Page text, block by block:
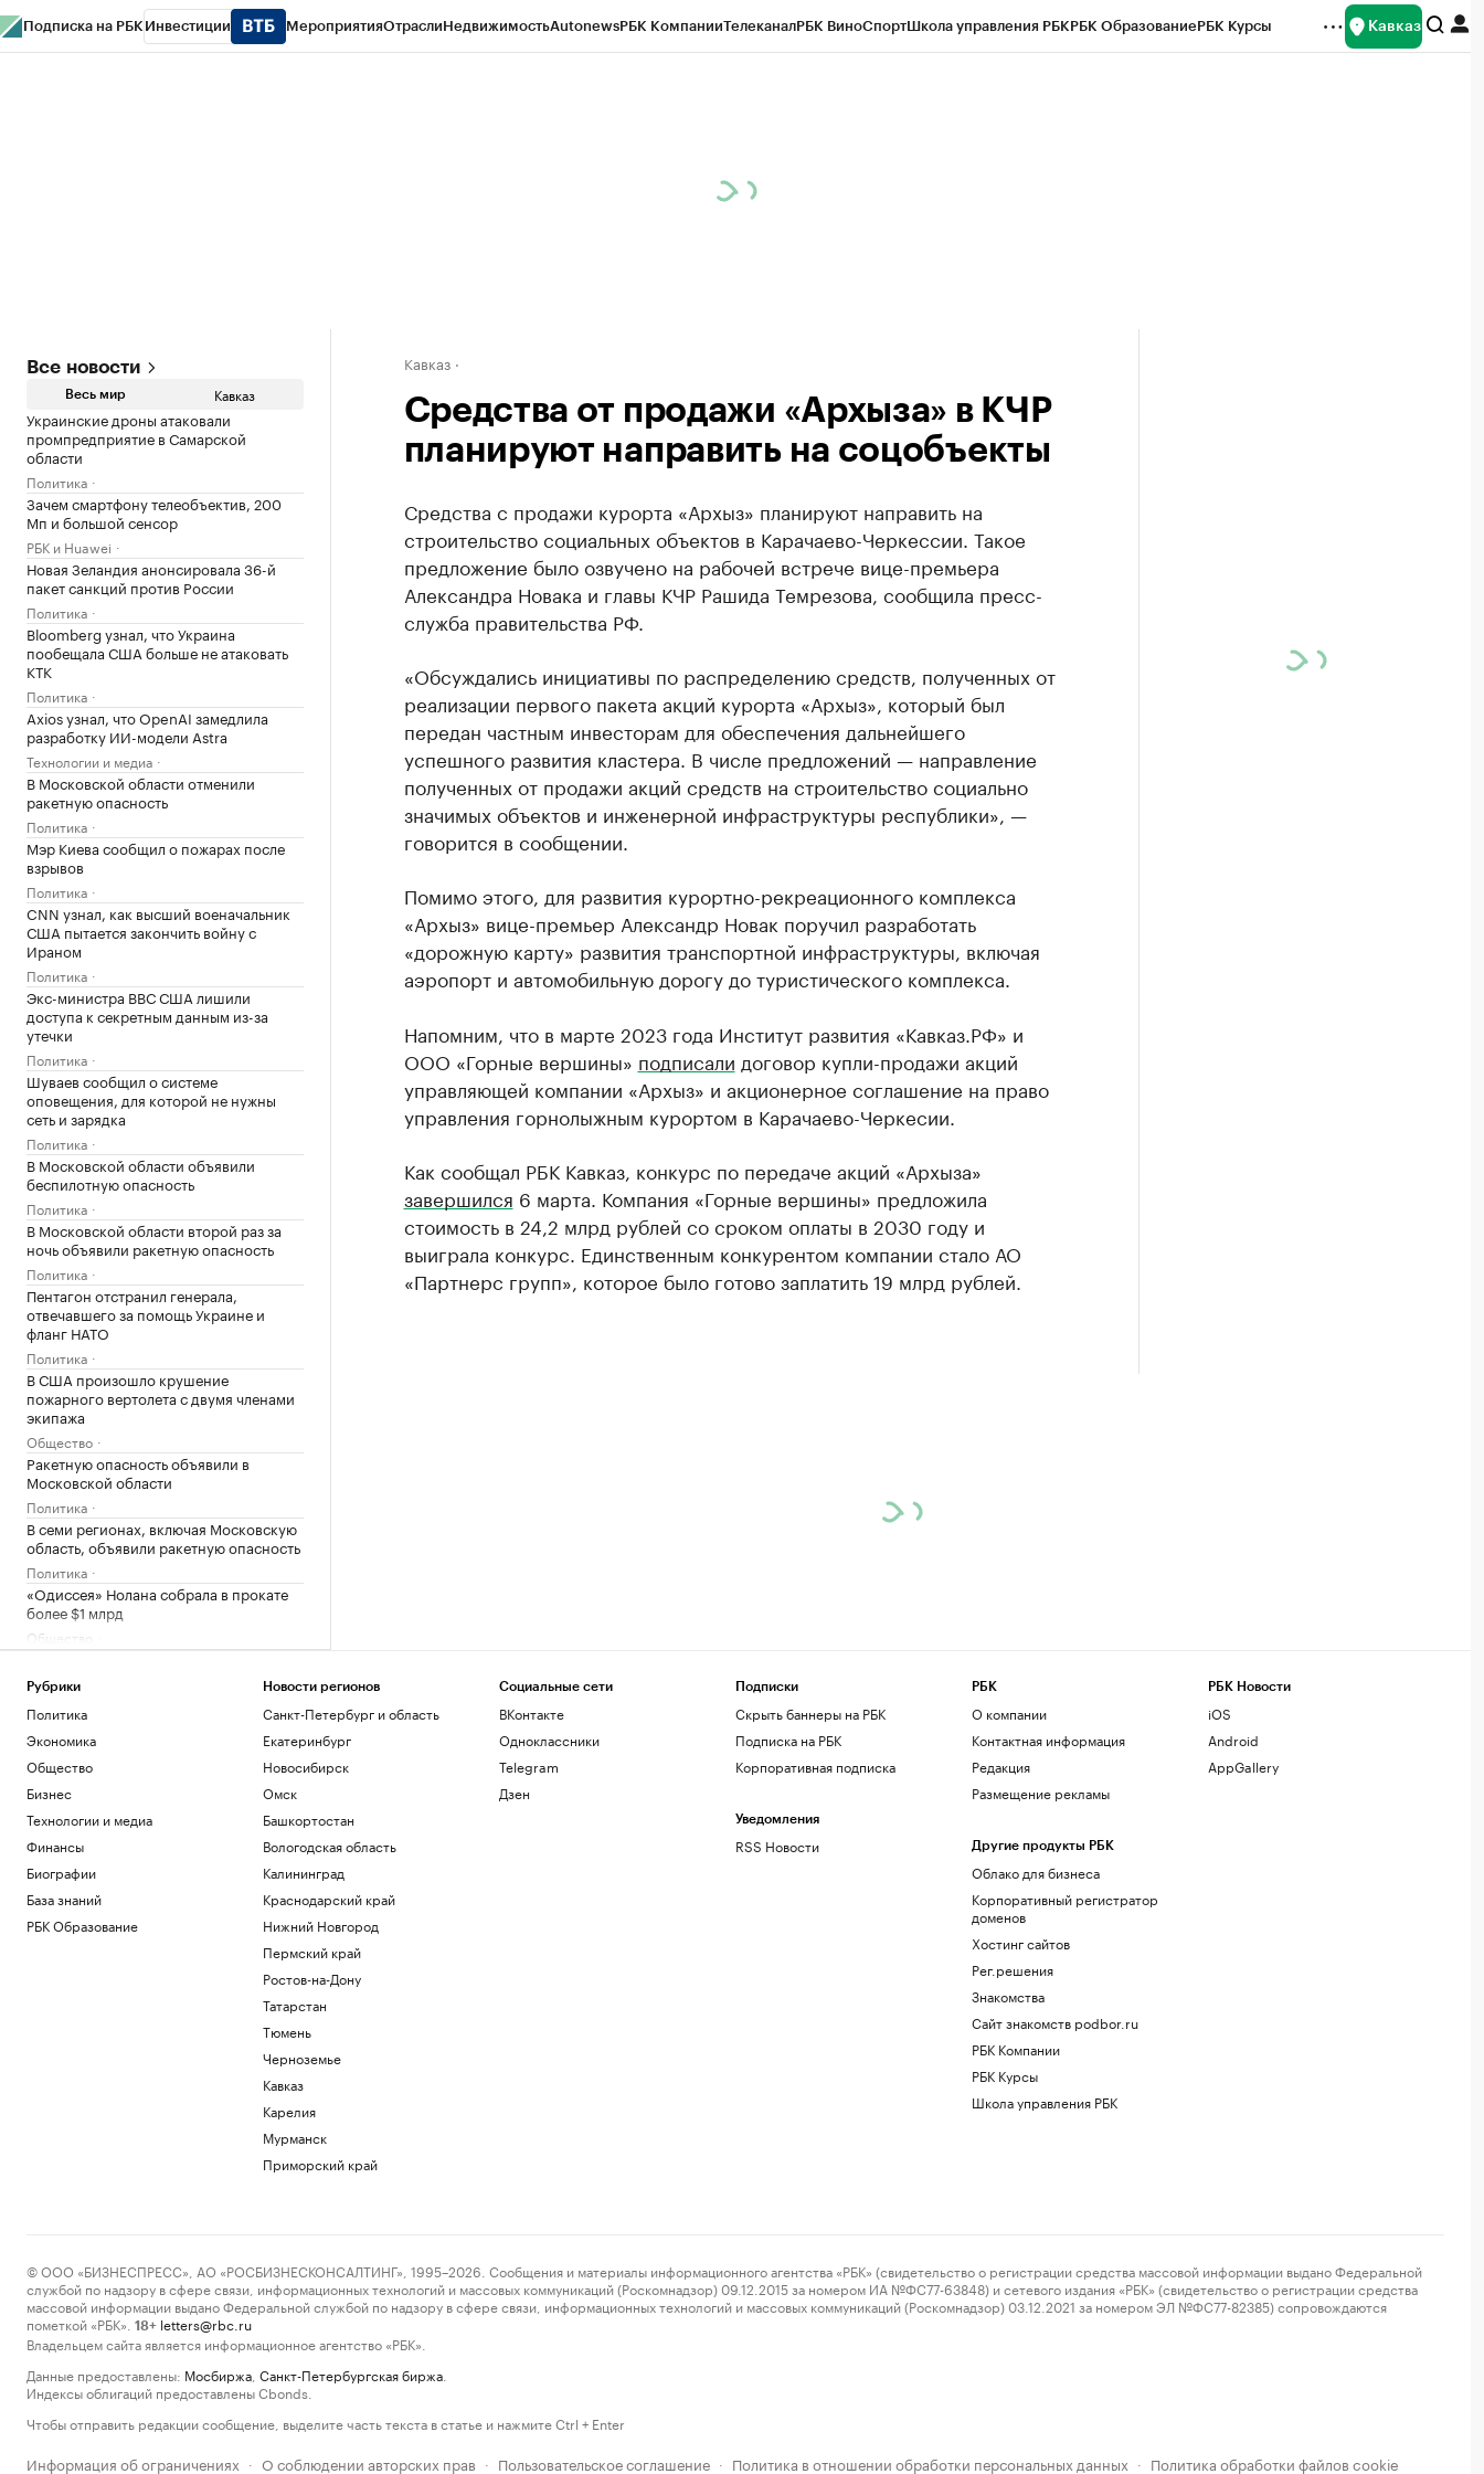
Подписка на РБК Инвестиции МероприятияОтраслиНедвижимостьAutonewsРБК КомпанииТелеканалРБК ВиноСпортШкола управления РБКРБК ОбразованиеРБК Курсы Кавказ
Все новости
Весь мир Кавказ
Украинские дроны атаковали
промпредприятие в Самарской
области
Политика
Зачем смартфону телеобъектив, 200
Мп и большой сенсор
РБК и Huawei
Новая Зеландия анонсировала 36-й
пакет санкций против России
Политика
Bloomberg узнал, что Украина
пообещала США больше не атаковать
КТК
Политика
Axios узнал, что OpenAI замедлила
разработку ИИ-модели Astra
Технологии и медиа
В Московской области отменили
ракетную опасность
Политика
Мэр Киева сообщил о пожарах после
взрывов
Политика
CNN узнал, как высший военачальник
США пытается закончить войну с
Ираном
Политика
Экс-министра ВВС США лишили
доступа к секретным данным из-за
утечки
Политика
Шуваев сообщил о системе
оповещения, для которой не нужны
сеть и зарядка
Политика
В Московской области объявили
беспилотную опасность
Политика
В Московской области второй раз за
ночь объявили ракетную опасность
Политика
Пентагон отстранил генерала,
отвечавшего за помощь Украине и
фланг НАТО
Политика
В США произошло крушение
пожарного вертолета с двумя членами
экипажа
Общество
Ракетную опасность объявили в
Московской области
Политика
В семи регионах, включая Московскую
область, объявили ракетную опасность
Политика
«Одиссея» Нолана собрала в прокате
более $1 млрд
Общество
завершить испытания «Золотого
купола»
Политика
Четыре доступных и понятных
инструмента диверсификации
накоплений
РБК и Сбер
Трамп попросил уйти с заседания
Госдепа раньше, чтобы «вести войну»
Политика
Кавказ
Средства от продажи «Архыза» в КЧР
планируют направить на соцобъекты
Средства с продажи курорта «Архыз» планируют направить на
строительство социальных объектов в Карачаево-Черкессии. Такое
предложение было озвучено на рабочей встрече вице-премьера
Александра Новака и главы КЧР Рашида Темрезова, сообщила пресс-
служба правительства РФ.
«Обсуждались инициативы по распределению средств, полученных от
реализации первого пакета акций курорта «Архыз», который был
передан частным инвесторам для обеспечения дальнейшего
успешного развития кластера. В числе предложений — направление
полученных от продажи акций средств на строительство социально
значимых объектов и инженерной инфраструктуры республики», —
говорится в сообщении.
Помимо этого, для развития курортно-рекреационного комплекса
«Архыз» вице-премьер Александр Новак поручил разработать
«дорожную карту» развития транспортной инфраструктуры, включая
аэропорт и автомобильную дорогу до туристического комплекса.
Напомним, что в марте 2023 года Институт развития «Кавказ.РФ» и
ООО «Горные вершины» подписали договор купли-продажи акций
управляющей компании «Архыз» и акционерное соглашение на право
управления горнолыжным курортом в Карачаево-Черкесии.
Как сообщал РБК Кавказ, конкурс по передаче акций «Архыза»
завершился 6 марта. Компания «Горные вершины» предложила
стоимость в 24,2 млрд рублей со сроком оплаты в 2030 году и
выиграла конкурс. Единственным конкурентом компании стало АО
«Партнерс групп», которое было готово заплатить 19 млрд рублей.
Рубрики
Политика
Экономика
Общество
Бизнес
Технологии и медиа
Финансы
Биографии
База знаний
РБК Образование
Новости регионов
Санкт-Петербург и область
Екатеринбург
Новосибирск
Омск
Башкортостан
Вологодская область
Калининград
Краснодарский край
Нижний Новгород
Пермский край
Ростов-на-Дону
Татарстан
Тюмень
Черноземье
Кавказ
Карелия
Мурманск
Приморский край
Социальные сети
ВКонтакте
Одноклассники
Telegram
Дзен
Подписки
Скрыть баннеры на РБК
Подписка на РБК
Корпоративная подписка
Уведомления
RSS Новости
РБК
О компании
Контактная информация
Редакция
Размещение рекламы
Другие продукты РБК
Облако для бизнеса
Корпоративный регистратор
доменов
Хостинг сайтов
Рег.решения
Знакомства
Сайт знакомств podbor.ru
РБК Компании
РБК Курсы
Школа управления РБК
РБК Новости
iOS
Android
AppGallery
© ООО «БИЗНЕСПРЕСС», АО «РОСБИЗНЕСКОНСАЛТИНГ», 1995–2026. Сообщения и материалы информационного агентства «РБК» (свидетельство о регистрации средства массовой информации выдано Федеральной
службой по надзору в сфере связи, информационных технологий и массовых коммуникаций (Роскомнадзор) 09.12.2015 за номером ИА №ФС77-63848) и сетевого издания «РБК» (свидетельство о регистрации средства
массовой информации выдано Федеральной службой по надзору в сфере связи, информационных технологий и массовых коммуникаций (Роскомнадзор) 03.12.2021 за номером ЭЛ №ФС77-82385) сопровождаются
пометкой «РБК».
18+ letters@rbc.ru
Владельцем сайта является информационное агентство «РБК».
Данные предоставлены: Мосбиржа Санкт-Петербургская биржа
Индексы облигаций предоставлены Cbonds.
Чтобы отправить редакции сообщение, выделите часть текста в статье и нажмите Ctrl + Enter
Информация об ограничениях · О соблюдении авторских прав · Пользовательское соглашение · Политика в отношении обработки персональных данных · Политика обработки файлов cookie